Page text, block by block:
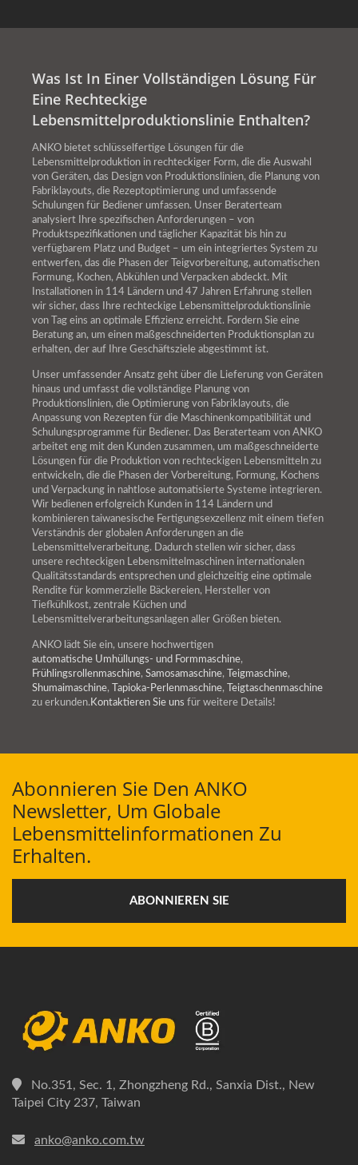
Was Ist In Einer Vollständigen Lösung Für
Eine Rechteckige
Lebensmittelproduktionslinie Enthalten?
ANKO bietet schlüsselfertige Lösungen für die
Lebensmittelproduktion in rechteckiger Form, die die Auswahl
von Geräten, das Design von Produktionslinien, die Planung von
Fabriklayouts, die Rezeptoptimierung und umfassende
Schulungen für Bediener umfassen. Unser Beraterteam
analysiert Ihre spezifischen Anforderungen – von
Produktspezifikationen und täglicher Kapazität bis hin zu
verfügbarem Platz und Budget – um ein integriertes System zu
entwerfen, das die Phasen der Teigvorbereitung, automatischen
Formung, Kochen, Abkühlen und Verpacken abdeckt. Mit
Installationen in 114 Ländern und 47 Jahren Erfahrung stellen
wir sicher, dass Ihre rechteckige Lebensmittelproduktionslinie
von Tag eins an optimale Effizienz erreicht. Fordern Sie eine
Beratung an, um einen maßgeschneiderten Produktionsplan zu
erhalten, der auf Ihre Geschäftsziele abgestimmt ist.
Unser umfassender Ansatz geht über die Lieferung von Geräten
hinaus und umfasst die vollständige Planung von
Produktionslinien, die Optimierung von Fabriklayouts, die
Anpassung von Rezepten für die Maschinenkompatibilität und
Schulungsprogramme für Bediener. Das Beraterteam von ANKO
arbeitet eng mit den Kunden zusammen, um maßgeschneiderte
Lösungen für die Produktion von rechteckigen Lebensmitteln zu
entwickeln, die die Phasen der Vorbereitung, Formung, Kochens
und Verpackung in nahtlose automatisierte Systeme integrieren.
Wir bedienen erfolgreich Kunden in 114 Ländern und
kombinieren taiwanesische Fertigungsexzellenz mit einem tiefen
Verständnis der globalen Anforderungen an die
Lebensmittelverarbeitung. Dadurch stellen wir sicher, dass
unsere rechteckigen Lebensmittelmaschinen internationalen
Qualitätsstandards entsprechen und gleichzeitig eine optimale
Rendite für kommerzielle Bäckereien, Hersteller von
Tiefkühlkost, zentrale Küchen und
Lebensmittelverarbeitungsanlagen aller Größen bieten.
ANKO lädt Sie ein, unsere hochwertigen
automatische Umhüllungs- und Formmaschine,
Frühlingsrollenmaschine, Samosamaschine, Teigmaschine,
Shumaimaschine, Tapioka-Perlenmaschine,
Teigtaschenmaschine
zu erkunden.Kontaktieren Sie uns für weitere Details!
Abonnieren Sie Den ANKO
Newsletter, Um Globale
Lebensmittelinformationen Zu
Erhalten.
ABONNIEREN SIE
No.351, Sec. 1, Zhongzheng Rd., Sanxia Dist., New
Taipei City 237, Taiwan
anko@anko.com.tw